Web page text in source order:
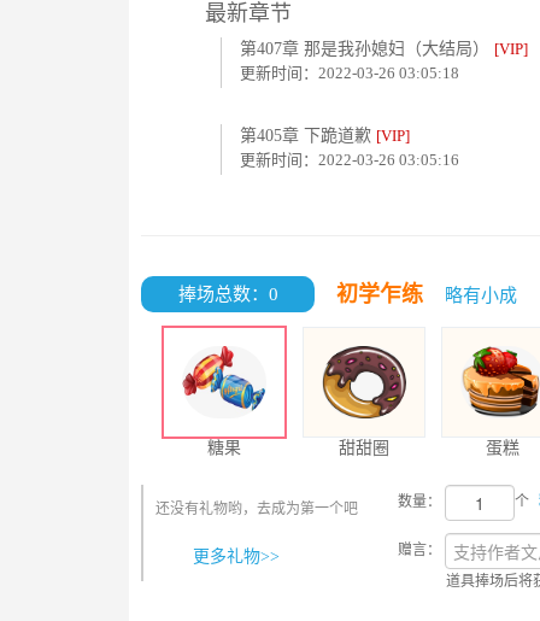
最新章节
第407章 那是我孙媳妇（大结局） [VIP]
更新时间：2022-03-26 03:05:18
第405章 下跪道歉 [VIP]
更新时间：2022-03-26 03:05:16
捧场总数：0 初学乍练 略有小成
糖果 甜甜圈 蛋糕
还没有礼物哟，去成为第一个吧
更多礼物>>
数量： 个
赠言：
道具捧场后将